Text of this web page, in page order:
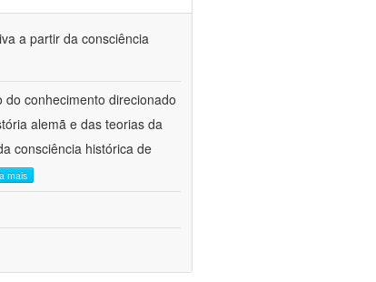
a partir da consciência
conhecimento direcionado
alemã e das teorias da
consciência histórica de
mais